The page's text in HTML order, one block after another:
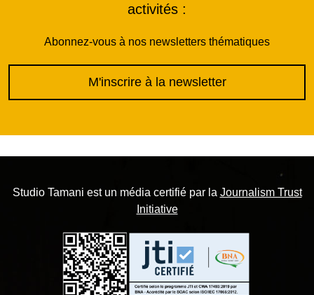
activités :
Abonnez-vous à nos newsletters thématiques
M'inscrire à la newsletter
Studio Tamani est un média certifié par la Journalism Trust
Initiative